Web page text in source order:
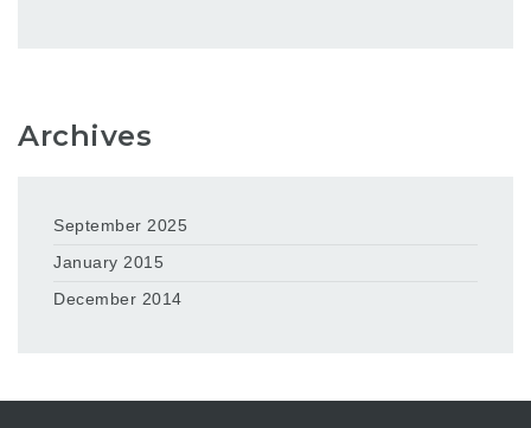
Archives
September 2025
January 2015
December 2014